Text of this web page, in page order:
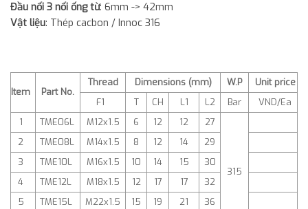
Đầu nối 3 nối ống từ: 6mm -> 42mm
Vật liệu: Thép cacbon / Innoc 316
Item Part No.
Thread Dimensions (mm) W.P
Unit price
F1
T CH L1 L2 Bar
VND/Ea
1
TME06L M12x1.5 6 12 12 27
315
2 TME08L M14x1.5 8 12 14
29
3
TME10L M16x1.5 10 14 15
30
4
TME12L M18x1.5 12 17 17
32
5
TME15L M22x1.5 15 19 21
36